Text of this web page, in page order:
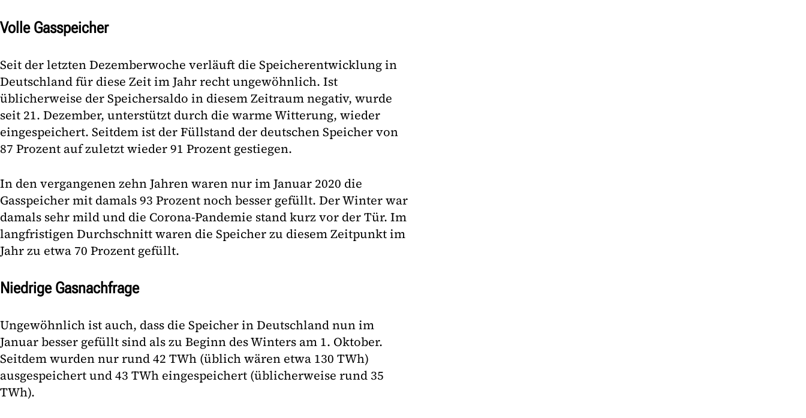
Volle Gasspeicher
Seit der letzten Dezemberwoche verläuft die Speicherentwicklung in
Deutschland für diese Zeit im Jahr recht ungewöhnlich. Ist
üblicherweise der Speichersaldo in diesem Zeitraum negativ, wurde
seit 21. Dezember, unterstützt durch die warme Witterung, wieder
eingespeichert. Seitdem ist der Füllstand der deutschen Speicher von
87 Prozent auf zuletzt wieder 91 Prozent gestiegen.
In den vergangenen zehn Jahren waren nur im Januar 2020 die
Gasspeicher mit damals 93 Prozent noch besser gefüllt. Der Winter war
damals sehr mild und die Corona-Pandemie stand kurz vor der Tür. Im
langfristigen Durchschnitt waren die Speicher zu diesem Zeitpunkt im
Jahr zu etwa 70 Prozent gefüllt.
Niedrige Gasnachfrage
Ungewöhnlich ist auch, dass die Speicher in Deutschland nun im
Januar besser gefüllt sind als zu Beginn des Winters am 1. Oktober.
Seitdem wurden nur rund 42 TWh (üblich wären etwa 130 TWh)
ausgespeichert und 43 TWh eingespeichert (üblicherweise rund 35
TWh).